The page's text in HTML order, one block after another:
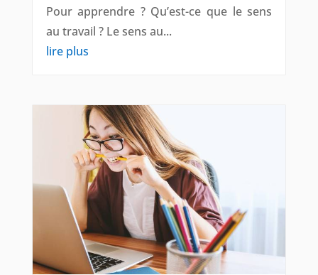
Pour apprendre ? Qu’est-ce que le sens
au travail ? Le sens au...
lire plus